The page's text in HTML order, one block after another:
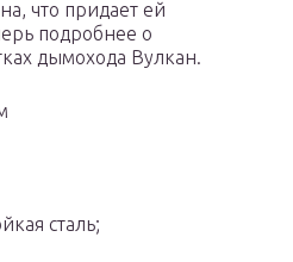
что придает ей
подробнее о
дымохода Вулкан.
сталь;